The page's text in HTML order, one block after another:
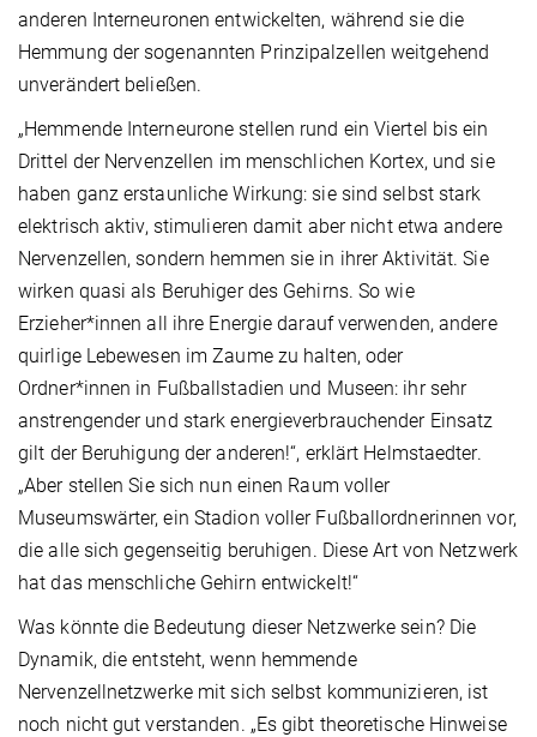
anderen Interneuronen entwickelten, während sie die
Hemmung der sogenannten Prinzipalzellen weitgehend
unverändert beließen.
„Hemmende Interneurone stellen rund ein Viertel bis ein
Drittel der Nervenzellen im menschlichen Kortex, und sie
haben ganz erstaunliche Wirkung: sie sind selbst stark
elektrisch aktiv, stimulieren damit aber nicht etwa andere
Nervenzellen, sondern hemmen sie in ihrer Aktivität. Sie
wirken quasi als Beruhiger des Gehirns. So wie
Erzieher*innen all ihre Energie darauf verwenden, andere
quirlige Lebewesen im Zaume zu halten, oder
Ordner*innen in Fußballstadien und Museen: ihr sehr
anstrengender und stark energieverbrauchender Einsatz
gilt der Beruhigung der anderen!“, erklärt Helmstaedter.
„Aber stellen Sie sich nun einen Raum voller
Museumswärter, ein Stadion voller Fußballordnerinnen vor,
die alle sich gegenseitig beruhigen. Diese Art von Netzwerk
hat das menschliche Gehirn entwickelt!“
Was könnte die Bedeutung dieser Netzwerke sein? Die
Dynamik, die entsteht, wenn hemmende
Nervenzellnetzwerke mit sich selbst kommunizieren, ist
noch nicht gut verstanden. „Es gibt theoretische Hinweise